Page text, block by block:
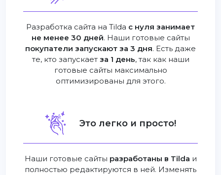
Разработка сайта на Tilda с нуля занимает
не менее 30 дней. Наши готовые сайты
покупатели запускают за 3 дня. Есть даже
те, кто запускает за 1 день, так как наши
готовые сайты максимально
оптимизированы для этого.
Это легко и просто!
Наши готовые сайты разработаны в Tilda и
полностью редактируются в ней. Изменять